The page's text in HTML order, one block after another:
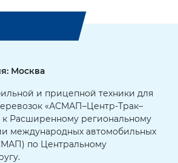
Москва
и прицепной техники для
«АСМАП–Центр-Трак–
к Расширенному региональному
международных автомобильных
по Центральному